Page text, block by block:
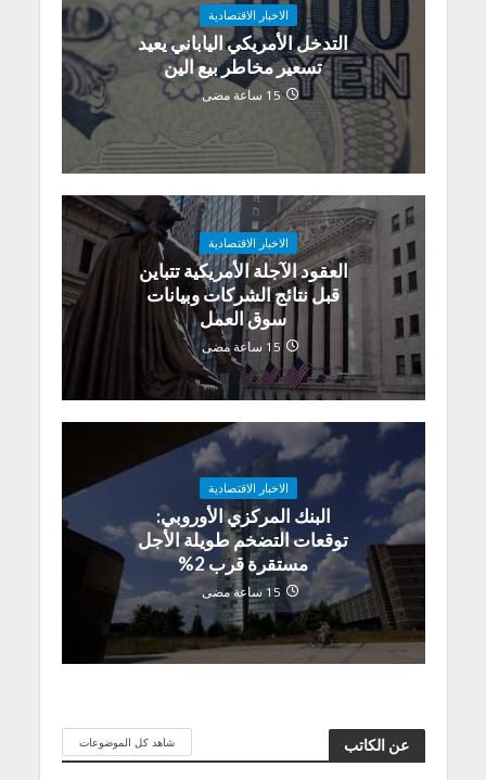
الاخبار الاقتصادية
التدخل الأمريكي الياباني يعيد
تسعير مخاطر بيع الين
15 ساعة مضى
الاخبار الاقتصادية
العقود الآجلة الأمريكية تتباين
قبل نتائج الشركات وبيانات
سوق العمل
15 ساعة مضى
الاخبار الاقتصادية
البنك المركزي الأوروبي:
توقعات التضخم طويلة الأجل
مستقرة قرب 2%
15 ساعة مضى
عن الكاتب شاهد كل الموضوعات